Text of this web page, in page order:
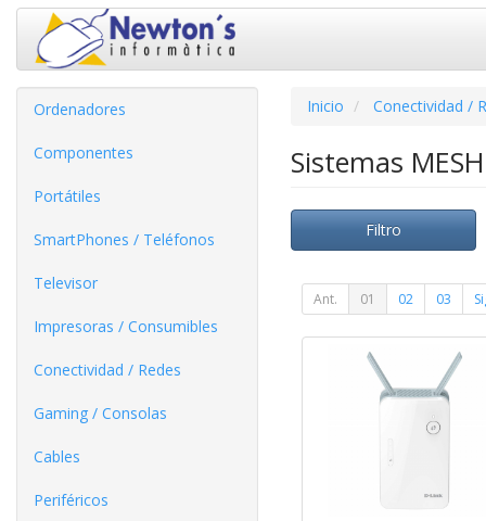
Ordenadores
Componentes
Portátiles
SmartPhones / Teléfonos
Televisor
Impresoras / Consumibles
Conectividad / Redes
Gaming / Consolas
Cables
Periféricos
Inicio Conectividad /
Sistemas
Filtro
Ant. 01 02 03